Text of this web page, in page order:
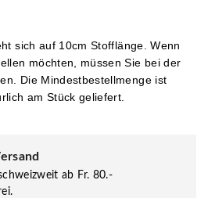
sich auf 10cm Stofflänge. Wenn
möchten, müssen Sie bei der
Die Mindestbestellmenge ist
am Stück geliefert.
ab Fr. 80.-